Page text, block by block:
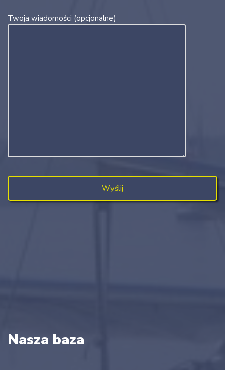
Twoja wiadomości (opcjonalne)
Nasza baza